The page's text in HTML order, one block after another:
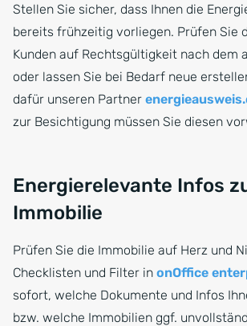
Stellen Sie sicher, dass Ihnen die
bereits frühzeitig vorliegen. Prüfen Sie
Kunden auf Rechtsgültigkeit nach dem
oder lassen Sie bei Bedarf neue
dafür unseren Partner
zur Besichtigung müssen Sie diesen
Energierelevante Infos
Immobilie
Prüfen Sie die Immobilie auf Herz und
Checklisten und Filter in onOffice
sofort, welche Dokumente und Infos
bzw. welche Immobilien ggf.